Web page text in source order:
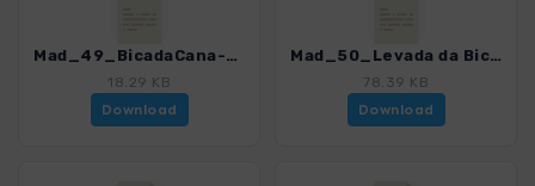
Mad_49_BicadaCana-Pinaculo_4811_12.gpx
18.29 KB
Download
Mad_50_Levada da Bica da Cana_4811_12.gpx
78.39 KB
Download